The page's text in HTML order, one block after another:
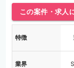
この案件・求人
特徴
業界